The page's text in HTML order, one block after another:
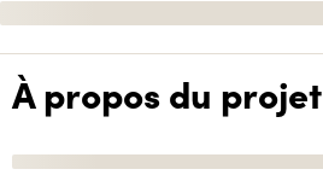
À propos du projet